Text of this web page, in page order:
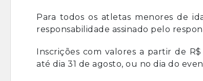
Para todos os atletas menores de
responsabilidade assinado pelo
Inscrições com valores a partir de
até dia 31 de agosto, ou no dia do